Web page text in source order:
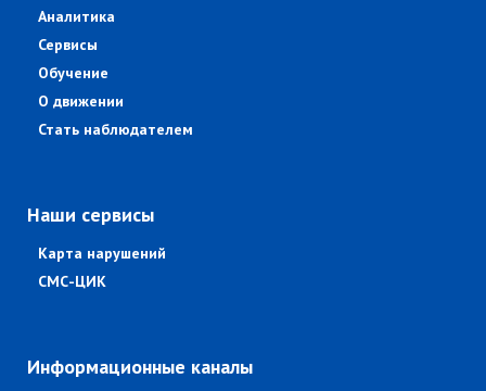
Аналитика
Сервисы
Обучение
О движении
Стать наблюдателем
Наши сервисы
Карта нарушений
СМС-ЦИК
Информационные каналы